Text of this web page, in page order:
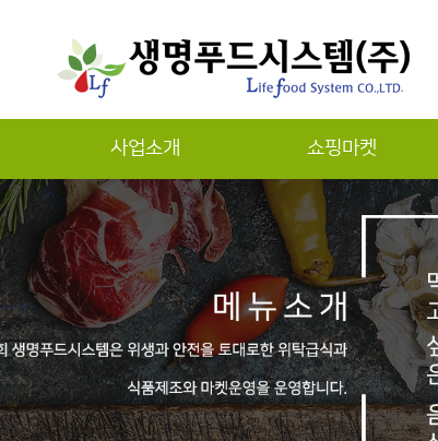
사업소개 쇼핑마켓
하위분류